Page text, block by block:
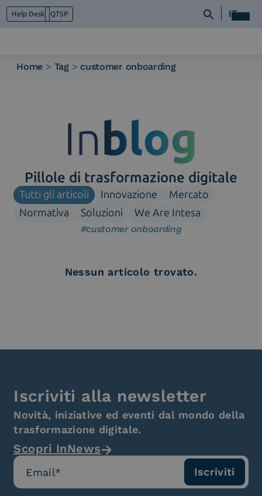
Help Desk QTSP IT
Home > Tag > customer onboarding
Pillole di trasformazione digitale
Tutti gli articoli Innovazione
Mercato
Normativa
Soluzioni We Are Intesa
#customer onboarding
Nessun articolo trovato.
Iscriviti alla newsletter
Novità, iniziative ed eventi dal mondo della
trasformazione digitale.
Scopri InNews